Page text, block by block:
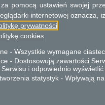
17 zł
Tryb
Odwołanie
który ją
placówce
pomocą ustawień swojej
internetowej oznacza,
prywatności
cookies
- Wszystkie wymagane
- Dostosowują zawartości
i odpowiednio
statystyk - Wpływają